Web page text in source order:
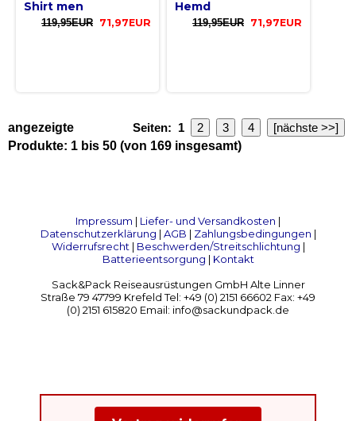
Shirt men
119,95EUR 71,97EUR
Hemd
119,95EUR 71,97EUR
Seiten: 1 2 3 4 [nächste >>]
angezeigte
Produkte: 1 bis 50 (von 169 insgesamt)
Impressum | Liefer- und Versandkosten |
Datenschutzerklärung | AGB | Zahlungsbedingungen |
Widerrufsrecht| Beschwerden/Streitschlichtung |
Batterieentsorgung | Kontakt
Sack&Pack Reiseausrüstungen GmbH Alte Linner
Straße 79 47799 Krefeld Tel: +49 (0) 2151 66602 Fax: +49
(0) 2151 615820 Email: info@sackundpack.de